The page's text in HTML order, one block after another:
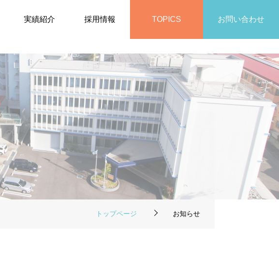
実績紹介 採用情報 TOPICS お問い合わせ
トップページ お知らせ